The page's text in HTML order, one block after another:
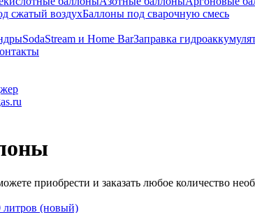
сжатый воздухБаллоны под сварочную смесь
SodaStream и Home BarЗаправка
приобрести и заказать любое количество